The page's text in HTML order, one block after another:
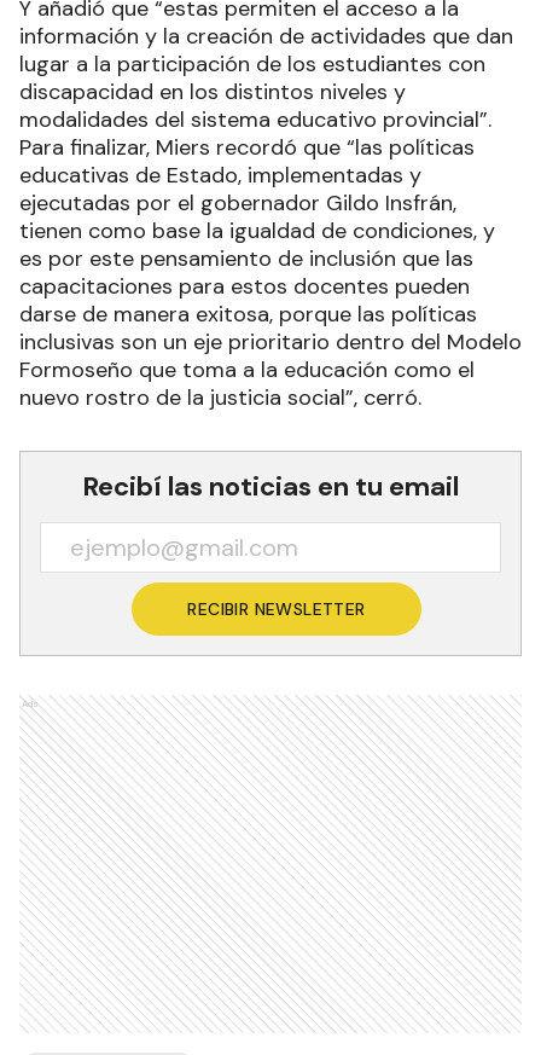
Y añadió que “estas permiten el acceso a la
información y la creación de actividades que dan
lugar a la participación de los estudiantes con
discapacidad en los distintos niveles y
modalidades del sistema educativo provincial”.
Para finalizar, Miers recordó que “las políticas
educativas de Estado, implementadas y
ejecutadas por el gobernador Gildo Insfrán,
tienen como base la igualdad de condiciones, y
es por este pensamiento de inclusión que las
capacitaciones para estos docentes pueden
darse de manera exitosa, porque las políticas
inclusivas son un eje prioritario dentro del Modelo
Formoseño que toma a la educación como el
nuevo rostro de la justicia social”, cerró.
Recibí las noticias en tu email
RECIBIR NEWSLETTER
Ads